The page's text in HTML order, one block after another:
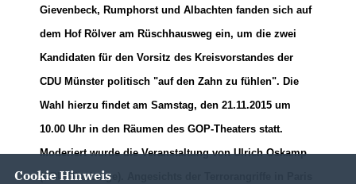
Gievenbeck, Rumphorst und Albachten fanden sich auf
dem Hof Rölver am Rüschhausweg ein, um die zwei
Kandidaten für den Vorsitz des Kreisvorstandes der
CDU Münster politisch "auf den Zahn zu fühlen". Die
Wahl hierzu findet am Samstag, den 21.11.2015 um
10.00 Uhr in den Räumen des GOP-Theaters statt.
Moderiert wurde die Veranstaltung von Ulrich Oskamp
(CDU Nienberge). Angesichts der Terrorangriffe in Paris
Cookie Hinweis